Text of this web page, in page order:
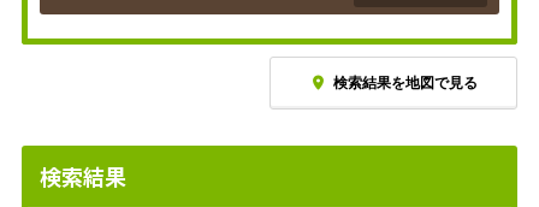
検索結果を地図で見る
検索結果